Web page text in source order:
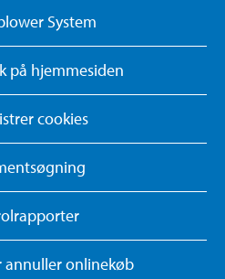
System
på hjemmesiden
cookies
annuller onlinekøb